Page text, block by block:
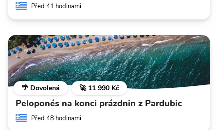
Před 41 hodinami
🌴 Dovolená 🚀 11 990 Kč
Peloponés na konci prázdnin z Pardubic
Před 48 hodinami